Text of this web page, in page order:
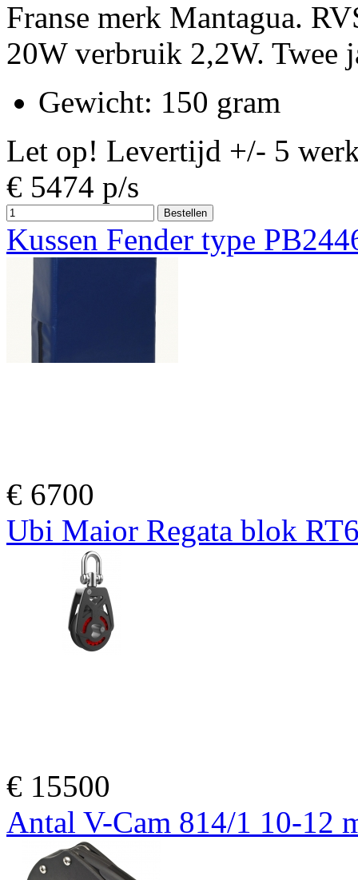
Franse merk Mantagua.
20W verbruik 2,2W. Twee
Gewicht: 150 gram
Let op! Levertijd +/- 5
€ 5474 p/s
Kussen Fender type
€ 6700
Ubi Maior Regata blok
€ 15500
Antal V-Cam 814/1 10-12